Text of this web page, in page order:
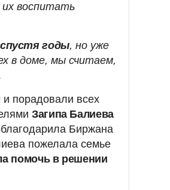
воспитать
годы, но уже
в доме, мы считаем,
и порадовали всех
Загипа Балиева
Биржана
пожелала семье
помочь в решении